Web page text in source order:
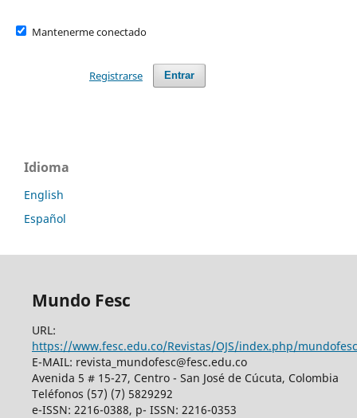
Mantenerme conectado
Entrar
Registrarse
Idioma
English
Español
Mundo Fesc
URL:
https://www.fesc.edu.co/Revistas/OJS/index.php/mundofesc
E-MAIL: revista_mundofesc@fesc.edu.co
Avenida 5 # 15-27, Centro - San José de Cúcuta, Colombia
Teléfonos (57) (7) 5829292
e-ISSN: 2216-0388, p- ISSN: 2216-0353